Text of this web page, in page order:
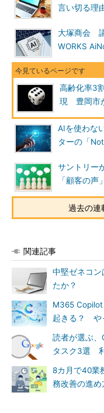
言い切る理
大塚商会
WORKS
高齢化率3
現 豊岡市
AIを使わな
ターの「
サントリー
「顧客の声
過去の連
関連記事
中堅ゼネコン
たか？
M365
起きる？ や
読者が選ぶ
タスク3選
8カ月で40業
務改善の進め